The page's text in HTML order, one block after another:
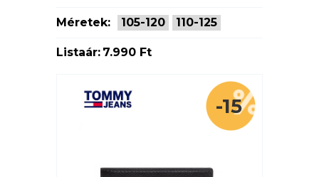
Méretek: 105-120 110-125
Listaár: 7.990 Ft
-15